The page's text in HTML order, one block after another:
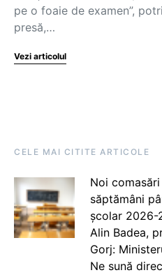
pe o foaie de examen”,
presă,…
Vezi articolul
CELE MAI CITITE ARTICOLE
Noi
săptămâni
școlar 2026-
Alin Badea,
Gorj:
Ne sună